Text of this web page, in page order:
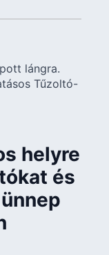
helyre
és